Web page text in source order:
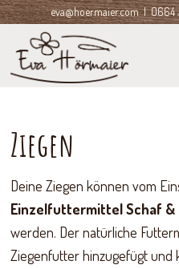
eva@hoermaier.com| 0664 /
Ziegen
Deine Ziegen können vom
Einzelfuttermittel Schaf &
werden. Der natürliche
Ziegenfutter hinzugefügt und